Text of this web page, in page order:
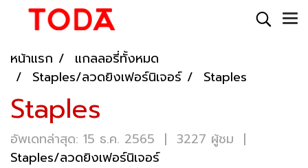
หน้าแรก
แกลลอรี่ทั้งหมด
Staples/ลวดยิงเฟอร์นิเจอร์
Staples
Staples
อัพเดทล่าสุด: 15 ธ.ค. 2565 | 3227 ผู้ชม |
Staples/ลวดยิงเฟอร์นิเจอร์